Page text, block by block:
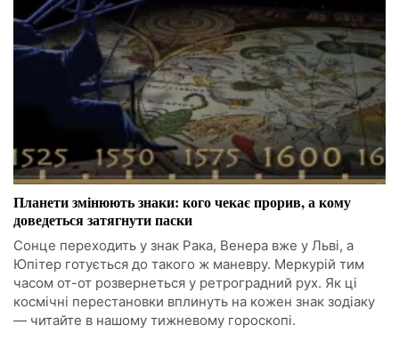
Планети змінюють знаки: кого чекає прорив, а кому
доведеться затягнути паски
Сонце переходить у знак Рака, Венера вже у Льві, а
Юпітер готується до такого ж маневру. Меркурій тим
часом от-от розвернеться у ретроградний рух. Як ці
космічні перестановки вплинуть на кожен знак зодіаку
— читайте в нашому тижневому гороскопі.